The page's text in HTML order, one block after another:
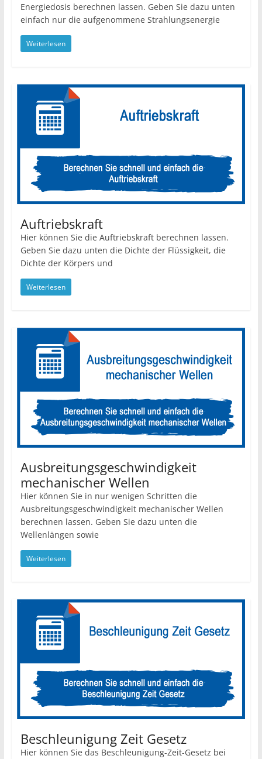
Energiedosis berechnen lassen. Geben Sie dazu unten
einfach nur die aufgenommene Strahlungsenergie
Weiterlesen
Auftriebskraft
Hier können Sie die Auftriebskraft berechnen lassen.
Geben Sie dazu unten die Dichte der Flüssigkeit, die
Dichte der Körpers und
Weiterlesen
Ausbreitungsgeschwindigkeit
mechanischer Wellen
Hier können Sie in nur wenigen Schritten die
Ausbreitungsgeschwindigkeit mechanischer Wellen
berechnen lassen. Geben Sie dazu unten die
Wellenlängen sowie
Weiterlesen
Beschleunigung Zeit Gesetz
Hier können Sie das Beschleunigung-Zeit-Gesetz bei